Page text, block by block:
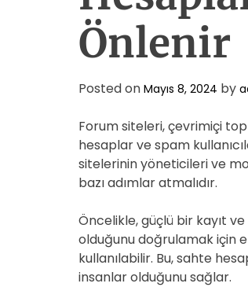
Önlenir
Posted on Mayıs 8, 2024 by
Forum siteleri, çevrimiçi
hesaplar ve spam
sitelerinin yöneticileri ve
bazı adımlar atmalıdır.
Öncelikle, güçlü bir kayıt
olduğunu doğrulamak için
kullanılabilir. Bu, sahte
insanlar olduğunu sağlar.